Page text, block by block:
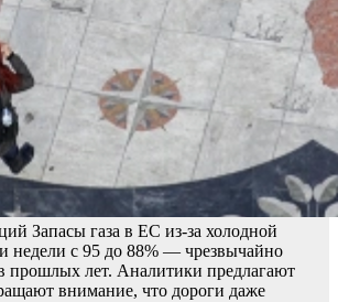
Запасы газа в ЕС из-за холодной
недели с 95 до 88% — чрезвычайно
прошлых лет. Аналитики предлагают
внимание, что дороги даже